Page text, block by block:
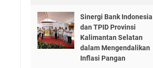
Sinergi Bank Indonesia
dan TPID Provinsi
Kalimantan Selatan
dalam Mengendalikan
Inflasi Pangan